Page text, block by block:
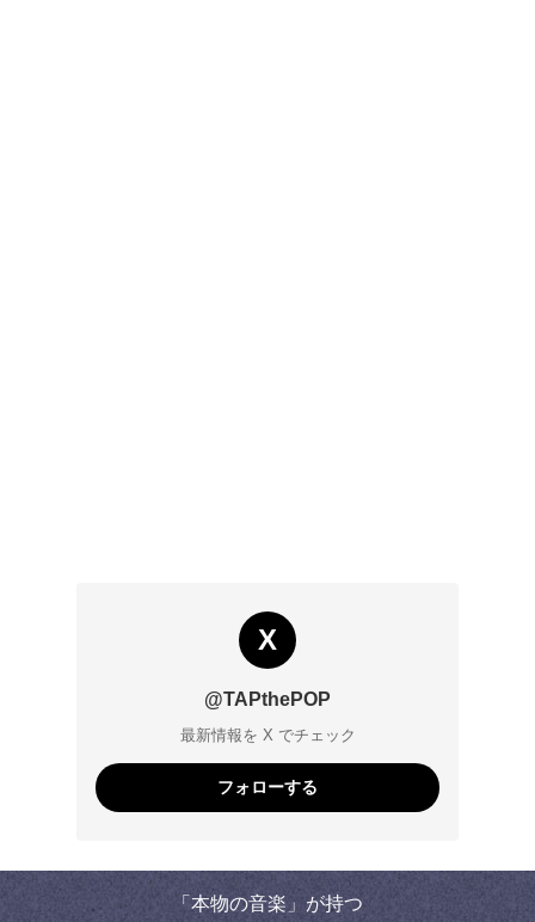
X
@TAPthePOP
最新情報を X でチェック
フォローする
「本物の音楽」が持つ